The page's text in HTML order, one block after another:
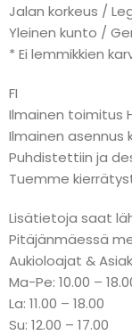
Jalan korkeus /
Yleinen kunto /
* Ei lemmikkien
FI
Ilmainen toimitus
Ilmainen asennus
Puhdistettiin ja
Tuemme
Lisätietoja saat
Pitäjänmäessä
Aukioloajat &
Ma-Pe: 10.00 –
La: 11.00 – 18.00
Su: 12.00 – 17.00